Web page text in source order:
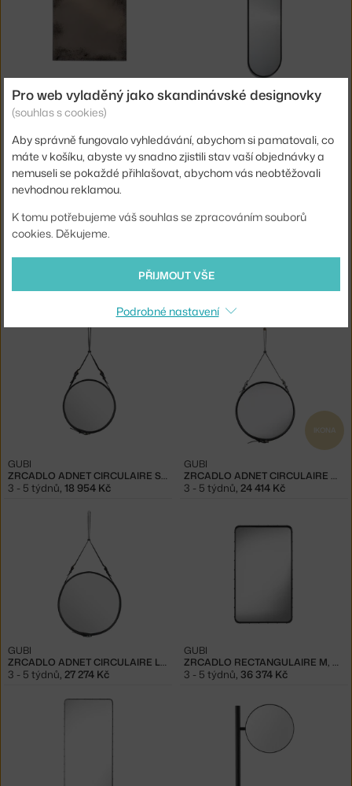
ZRCADLO AGED 153 CM, BRONZE
ETHNICRAFT
5 - 7 týdnů,34 034 Kč
ZRCADLO PEEK OVAL, LARGE
NORTHERN
ZRCADLO PEEK CIRCULAR, SMALL ZRCADLO CUTTER, BLACK OAK
SKAGERAK
ZRCADLO ADNET CIRCULAIRE S, BLACK
GUBI
3 - 5 týdnů, 18 954 Kč
IKONA
ZRCADLO ADNET CIRCULAIRE M, BLACK
GUBI
3 - 5 týdnů, 24 414 Kč
ZRCADLO ADNET CIRCULAIRE L, BLACK
GUBI
3 - 5 týdnů, 27 274 Kč
ZRCADLO RECTANGULAIRE M, BLACK
GUBI
3 - 5 týdnů, 36 374 Kč
Pro web vyladěný jako skandinávské designovky
(souhlas s cookies)
Aby správně fungovalo vyhledávání, abychom si pamatovali, co
máte v košíku, abyste vy snadno zjistili stav vaší objednávky a
nemuseli se pokaždé přihlašovat, abychom vás neobtěžovali
nevhodnou reklamou.
K tomu potřebujeme váš souhlas se zpracováním souborů
cookies. Děkujeme.
PŘIJMOUT VŠE
Podrobné nastavení